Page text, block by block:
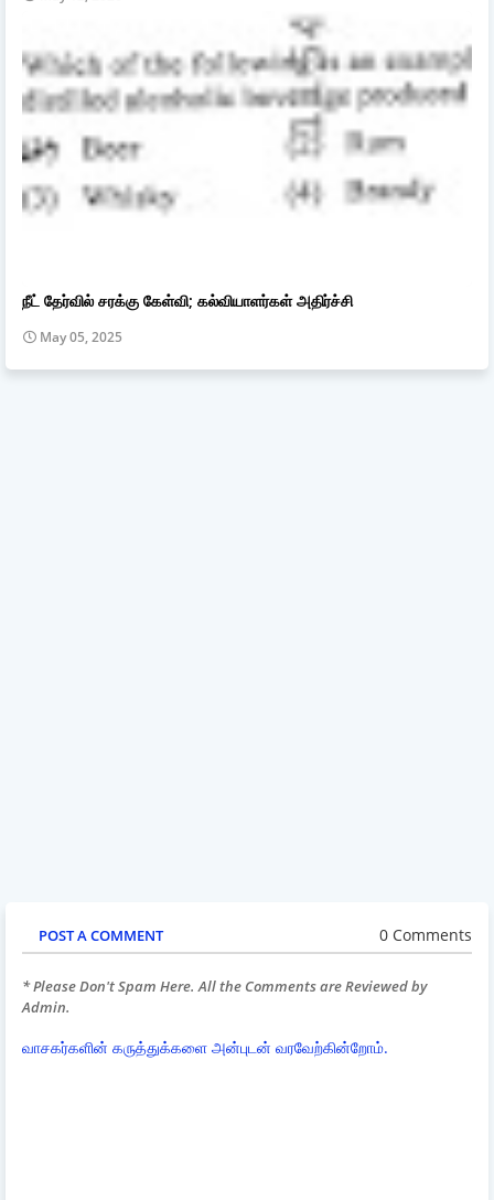
நீட் தேர்வில் சரக்கு கேள்வி; கல்வியாளர்கள் அதிர்ச்சி
May 05, 2025
POST A COMMENT 0 Comments
* Please Don't Spam Here. All the Comments are Reviewed by
Admin.
வாசகர்களின் கருத்துக்களை அன்புடன் வரவேற்கின்றோம்.